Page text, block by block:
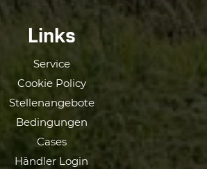
Links
Service
Cookie Policy
Stellenangebote
Bedingungen
Cases
Händler Login